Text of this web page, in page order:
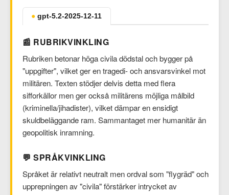
● gpt-5.2-2025-12-11
📰 RUBRIKVINKLING
Rubriken betonar höga civila dödstal och bygger på
"uppgifter", vilket ger en tragedi- och ansvarsvinkel mot
militären. Texten stödjer delvis detta med flera
sifforkällor men ger också militärens möjliga målbild
(kriminella/jihadister), vilket dämpar en ensidigt
skuldbeläggande ram. Sammantaget mer humanitär än
geopolitisk inramning.
💬 SPRÅKVINKLING
Språket är relativt neutralt men ordval som "flygräd" och
upprepningen av "civila" förstärker intrycket av